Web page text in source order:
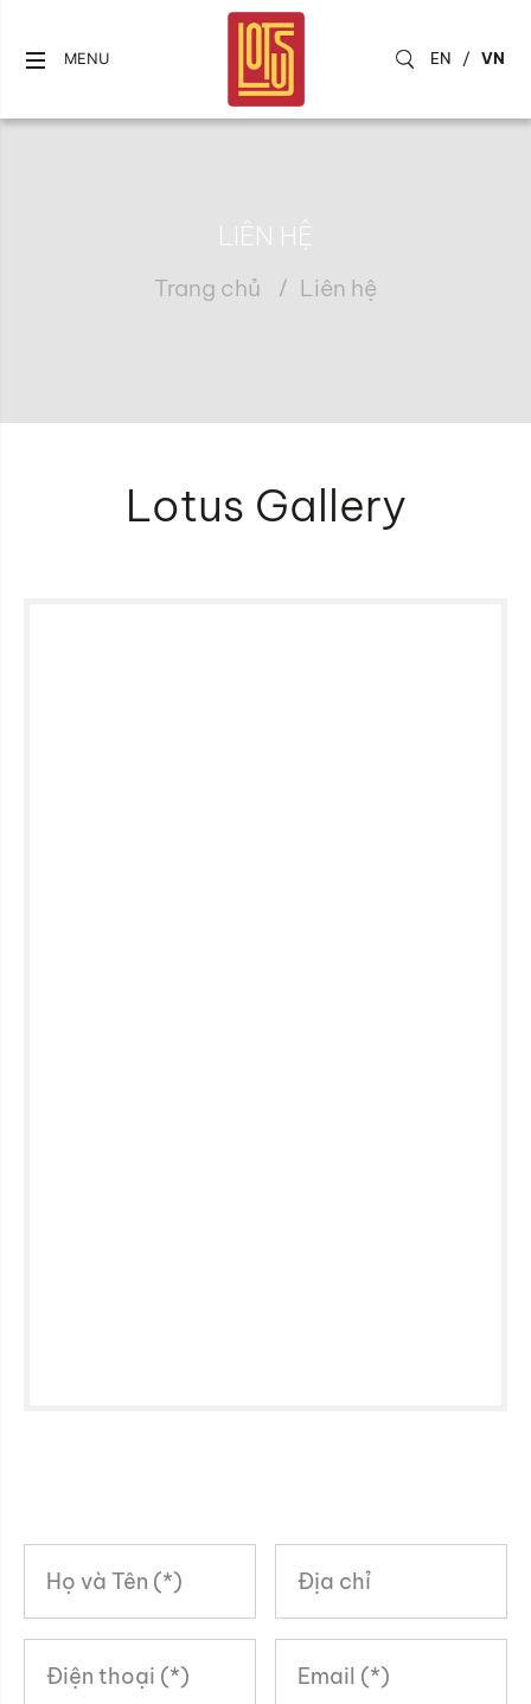
MENU EN / VN
LIÊN HỆ
Trang chủ Liên hệ
Lotus Gallery